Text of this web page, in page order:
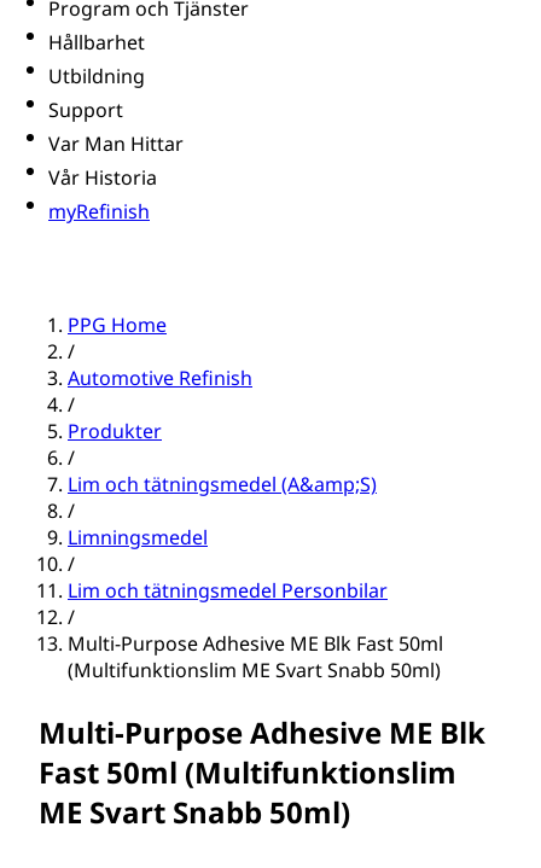
Program och Tjänster
Hållbarhet
Utbildning
Support
Var Man Hittar
Vår Historia
myRefinish
PPG Home
/
Automotive Refinish
/
Produkter
/
Lim och tätningsmedel (A&amp;S)
/
Limningsmedel
/
Lim och tätningsmedel Personbilar
/
Multi-Purpose Adhesive ME Blk Fast 50ml
(Multifunktionslim ME Svart Snabb 50ml)
Multi-Purpose Adhesive ME Blk
Fast 50ml (Multifunktionslim
ME Svart Snabb 50ml)